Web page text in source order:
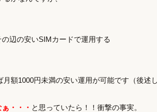
辺の安いSIMカードで運用する
額1000円未満の安い運用が可能です（後述し
・・・ と思っていたら！！衝撃の事実。